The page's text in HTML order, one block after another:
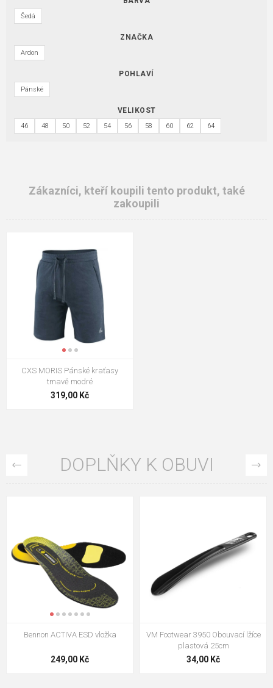
Šedá
ZNAČKA
Ardon
POHLAVÍ
Pánské
VELIKOST
46 48 50 52 54 56 58 60 62 64
Zákazníci, kteří koupili tento produkt, také
zakoupili
CXS MORIS Pánské kraťasy
tmavě modré
319,00 Kč
DOPLŇKY K OBUVI
VM Footwear 3009 Vkládací stélka
124,00 Kč
VM Footwear 3102 Tkaničky
ploché
18,70 Kč